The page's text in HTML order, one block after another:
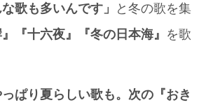
歌も多いんです」
と冬の歌を集
』『十六夜』『冬の日本海』 を歌
っぱり夏らしい歌も。次の『おき